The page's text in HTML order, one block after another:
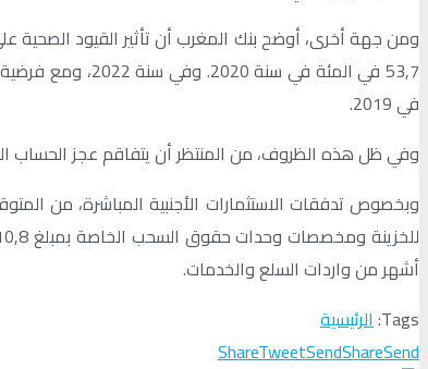
في 2019.
وفي ظل هذه الظروف، من المنتظر أن يتفاقم عجز الحساب الجاري من 1,5 في المئة من الناتج الداخلي الإجمالي في سنة 2020 إلى 2,5 في المئة في 2021 قبل أن
أشهر من واردات السلع والخدمات.
Tags: الرئيسية
ShareTweetSendShareSend